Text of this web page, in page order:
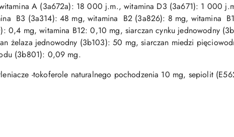
A (3a672a): 18 000 j.m., witamina D3 (3a671): 1 000
B3 (3a314): 48 mg, witamina B2 (3a826): 8 mg, witamina
0,4 mg, witamina B12: 0,10 mg, siarczan cynku jednowodny
żelaza jednowodny (3b103): 50 mg, siarczan miedzi
(3b801): 0,09 mg.
-tokoferole naturalnego pochodzenia 10 mg, sepiolit